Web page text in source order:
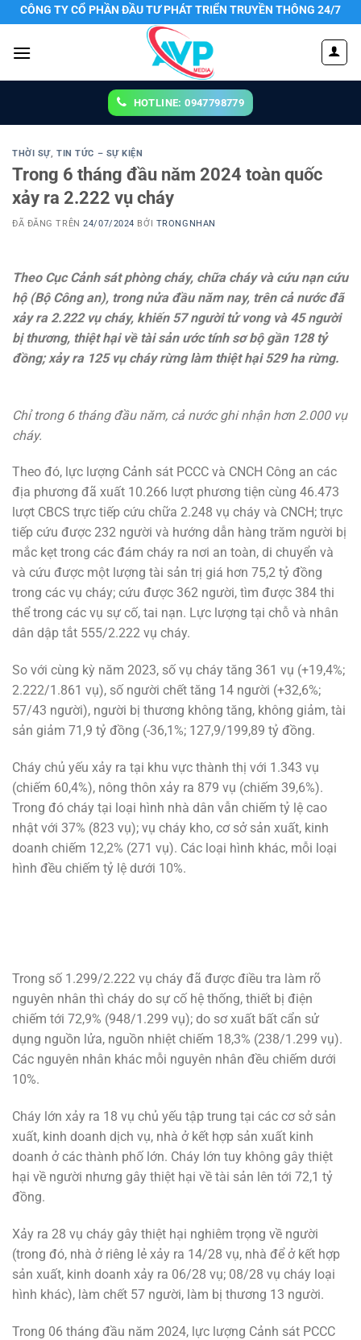
Chuyển
đến
nội
CÔNG TY CỔ PHẦN ĐẦU TƯ PHÁT TRIỂN TRUYỀN THÔNG 24/7
HOTLINE: 0947798779
THỜI SỰ,TIN TỨC – SỰ KIỆN
Trong 6 tháng đầu năm 2024 toàn quốc
xảy ra 2.222 vụ cháy
ĐÃ ĐĂNG TRÊN24/07/2024 BỞI TRONGNHAN
Theo Cục Cảnh sát phòng cháy, chữa cháy và cứu nạn cứu
hộ (Bộ Công an), trong nửa đầu năm nay, trên cả nước đã
xảy ra 2.222 vụ cháy, khiến 57 người tử vong và 45 người
bị thương, thiệt hại về tài sản ước tính sơ bộ gần 128 tỷ
đồng; xảy ra 125 vụ cháy rừng làm thiệt hại 529 ha rừng.
Chỉ trong 6 tháng đầu năm, cả nước ghi nhận hơn 2.000 vụ
cháy.
Theo đó, lực lượng Cảnh sát PCCC và CNCH Công an các
địa phương đã xuất 10.266 lượt phương tiện cùng 46.473
lượt CBCS trực tiếp cứu chữa 2.248 vụ cháy và CNCH; trực
tiếp cứu được 232 người và hướng dẫn hàng trăm người bị
mắc kẹt trong các đám cháy ra nơi an toàn, di chuyển và
và cứu được một lượng tài sản trị giá hơn 75,2 tỷ đồng
trong các vụ cháy; cứu được 362 người, tìm được 384 thi
thể trong các vụ sự cố, tai nạn. Lực lượng tại chỗ và nhân
dân dập tắt 555/2.222 vụ cháy.
So với cùng kỳ năm 2023, số vụ cháy tăng 361 vụ (+19,4%;
2.222/1.861 vụ), số người chết tăng 14 người (+32,6%;
57/43 người), người bị thương không tăng, không giảm, tài
sản giảm 71,9 tỷ đồng (-36,1%; 127,9/199,89 tỷ đồng.
Cháy chủ yếu xảy ra tại khu vực thành thị với 1.343 vụ
(chiếm 60,4%), nông thôn xảy ra 879 vụ (chiếm 39,6%).
Trong đó cháy tại loại hình nhà dân vẫn chiếm tỷ lệ cao
nhật với 37% (823 vụ); vụ cháy kho, cơ sở sản xuất, kinh
doanh chiếm 12,2% (271 vụ). Các loại hình khác, mỗi loại
hình đều chiếm tỷ lệ dưới 10%.
Trong số 1.299/2.222 vụ cháy đã được điều tra làm rõ
nguyên nhân thì cháy do sự cố hệ thống, thiết bị điện
chiếm tới 72,9% (948/1.299 vụ); do sơ xuất bất cẩn sử
dụng nguồn lửa, nguồn nhiệt chiếm 18,3% (238/1.299 vụ).
Các nguyên nhân khác mỗi nguyên nhân đều chiếm dưới
10%.
Cháy lớn xảy ra 18 vụ chủ yếu tập trung tại các cơ sở sản
xuất, kinh doanh dịch vụ, nhà ở kết hợp sản xuất kinh
doanh ở các thành phố lớn. Cháy lớn tuy không gây thiệt
hại về người nhưng gây thiệt hại về tài sản lên tới 72,1 tỷ
đồng.
Xảy ra 28 vụ cháy gây thiệt hại nghiêm trọng về người
(trong đó, nhà ở riêng lẻ xảy ra 14/28 vụ, nhà để ở kết hợp
sản xuất, kinh doanh xảy ra 06/28 vụ; 08/28 vụ cháy loại
hình khác), làm chết 57 người, làm bị thương 13 người.
Trong 06 tháng đầu năm 2024, lực lượng Cảnh sát PCCC